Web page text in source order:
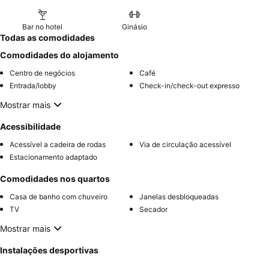
Bar no hotel Ginásio
Todas as comodidades
Comodidades do alojamento
Centro de negócios
Café
Entrada/lobby
Check-in/check-out expresso
Mostrar mais
Acessibilidade
Acessível a cadeira de rodas
Via de circulação acessível
Estacionamento adaptado
Comodidades nos quartos
Casa de banho com chuveiro
Janelas desbloqueadas
TV
Secador
Mostrar mais
Instalações desportivas